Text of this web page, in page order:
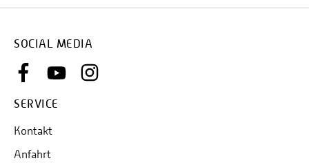
SOCIAL MEDIA
SERVICE
Kontakt
Anfahrt